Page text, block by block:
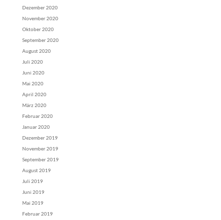
Dezember 2020
November 2020
Oktober 2020
September 2020
August 2020
Juli 2020
Juni 2020
Mai 2020
April 2020
März 2020
Februar 2020
Januar 2020
Dezember 2019
November 2019
September 2019
August 2019
Juli 2019
Juni 2019
Mai 2019
Februar 2019